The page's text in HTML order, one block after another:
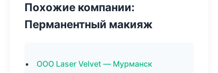
Похожие компании:
Перманентный макияж
ООО Laser Velvet — Мурманск